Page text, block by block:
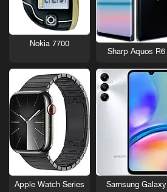
Sharp Aquos R6
Nokia 7700
Samsung Galaxy
Apple Watch Series